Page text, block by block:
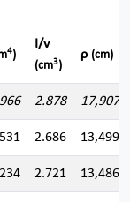
4)
I/v
(cm3)
ρ (cm)
2.878 17,907
2.686 13,499
2.721 13,486